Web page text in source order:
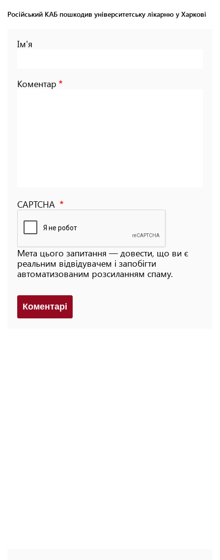
Російський КАБ пошкодив університетську лікарню у Харкові
Ім'я
Коментар
CAPTCHA
Мета цього запитання — довести, що ви є
реальним відвідувачем і запобігти
автоматизованим розсиланням спаму.
Коментарi